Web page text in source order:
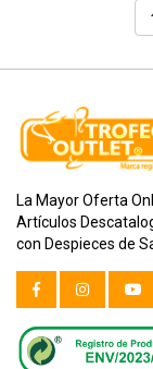
La Mayor Oferta
Artículos
con Despieces de